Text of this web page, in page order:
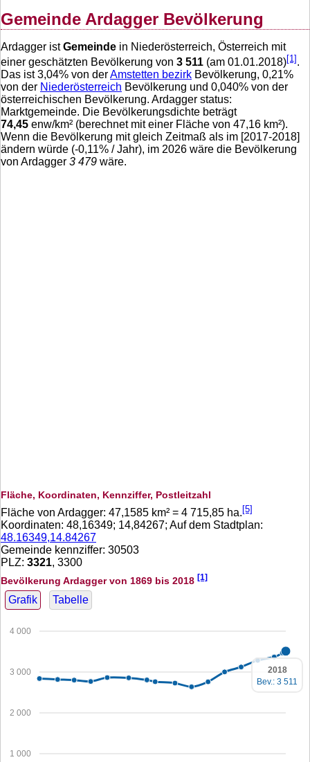
Gemeinde Ardagger Bevölkerung
Ardagger istGemeinde in Niederösterreich, Österreich mit
einer geschätzten Bevölkerung von 3 511 (am 01.01.2018)[1] .
Das ist3,04% von derAmstetten bezirk Bevölkerung, 0,21%
von der Niederösterreich Bevölkerung und 0,040% von der
österreichischen Bevölkerung. Ardagger status:
Marktgemeinde. Die Bevölkerungsdichte beträgt
74,45 enw/km² (berechnet mit einer Fläche von 47,16 km²).
Wenn die Bevölkerung mit gleich Zeitmaß als im [2017-2018]
ändern würde (-0,11% / Jahr), im 2026 wäre die Bevölkerung
von Ardagger 3 479 wäre.
Fläche, Koordinaten, Kennziffer, Postleitzahl
Fläche von Ardagger: 47,1585 km² = 4 715,85 ha. [5]
Koordinaten: 48,16349; 14,84267; Auf dem Stadtplan:
48.16349,14.84267
Gemeinde kennziffer: 30503
PLZ: 3321, 3300
Bevölkerung Ardagger von 1869 bis 2018 [1]
Grafik Tabelle
1 000
2 000
3 000
4 000
2018
Bev.: 3 511